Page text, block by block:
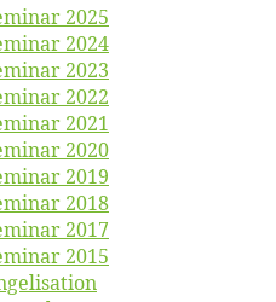
2025
2024
2023
2022
2021
2020
2019
2018
2017
2015